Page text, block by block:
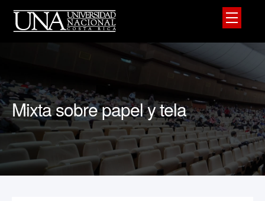
Mixta sobre papel y tela